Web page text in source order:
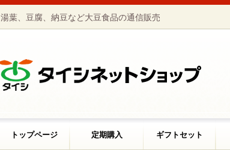
湯葉、豆腐、納豆など大豆食品の通信販売
トップページ 定期購入 ギフトセット